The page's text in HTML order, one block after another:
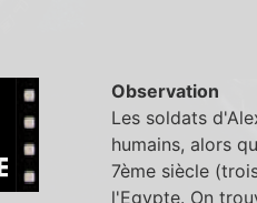
Observation
Les soldats
humains, alors
7ème siècle
l'Egypte. On